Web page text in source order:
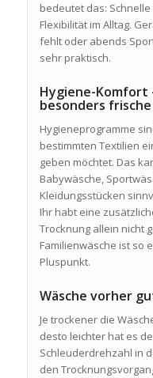
bedeutet das:
Flexibilität im Alltag.
fehlt oder abends
sehr praktisch.
Hygiene-
besonders frische
Hygieneprogramme
bestimmten Textilien
geben möchtet. Das
Babywäsche,
Kleidungsstücken
Ihr habt eine
Trocknung allein nicht
Familienwäsche ist so
Pluspunkt.
Wäsche vorher
Je trockener die
desto leichter hat es
Schleuderdrehzahl in
den